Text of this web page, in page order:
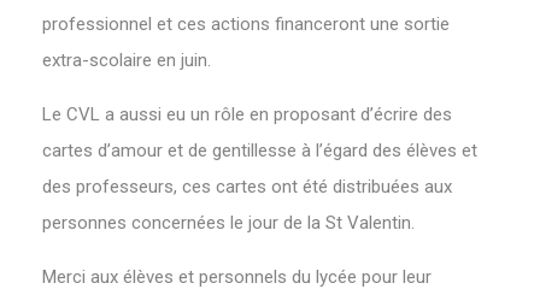
professionnel et ces actions financeront une sortie
extra-scolaire en juin.
Le CVL a aussi eu un rôle en proposant d’écrire des
cartes d’amour et de gentillesse à l’égard des élèves et
des professeurs, ces cartes ont été distribuées aux
personnes concernées le jour de la St Valentin.
Merci aux élèves et personnels du lycée pour leur